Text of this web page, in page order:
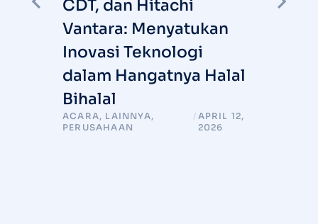
CDT, dan Hitachi
Vantara: Menyatukan
Inovasi Teknologi
dalam Hangatnya Halal
Bihalal
ACARA, LAINNYA,
PERUSAHAAN
/ APRIL 12,
2026